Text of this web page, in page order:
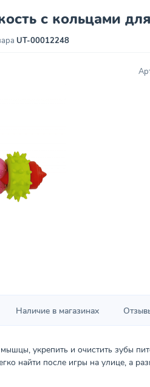
с кольцами
UT-00012248
Наличие в магазинах
укрепить и очистить зубы
найти после игры на улице, а